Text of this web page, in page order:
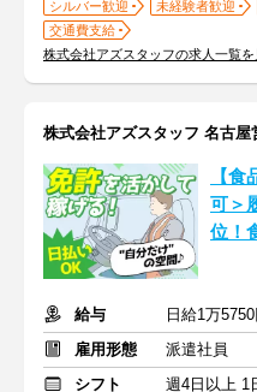
シルバー歓迎 未経験者歓迎
交通費支給
株式会社アズスタッフの求人一覧を
株式会社アズスタッフ 名古屋
【
可＞
位！
給与
日給1万
雇用形態
派遣社員
シフト
週4日以上 1